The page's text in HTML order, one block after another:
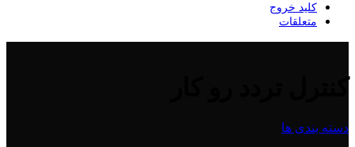
کلید خروج
متعلقات
دسته بندی ها